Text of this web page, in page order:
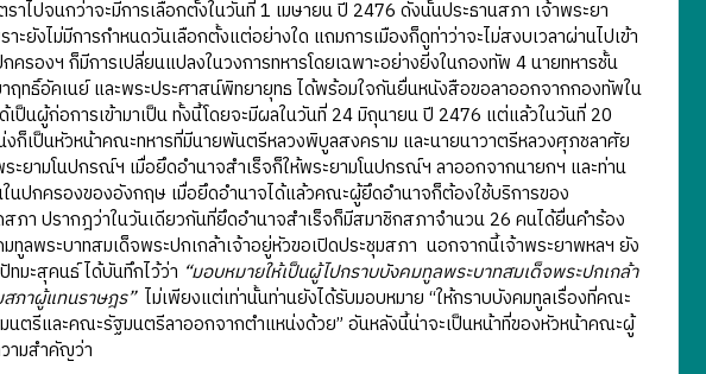
ไปจนกว่าจะมีการเลือกตั้งในวันที่ 1 เมษายน ปี 2476 ดังนั้นประธานสภา เจ้าพระยา
งไม่มีการกำหนดวันเลือกตั้งแต่อย่างใด แถมการเมืองก็ดูท่าว่าจะไม่สงบเวลาผ่านไปเข้า
รองฯ ก็มีการเปลี่ยนแปลงในวงการทหารโดยเฉพาะอย่างยิ่งในกองทัพ 4 นายทหารชั้น
ทธิ์อัคเนย์ และพระประศาสน์พิทยายุทธ ได้พร้อมใจกันยื่นหนังสือขอลาออกจากกองทัพใน
ป็นผู้ก่อการเข้ามาเป็น ทั้งนี้โดยจะมีผลในวันที่ 24 มิถุนายน ปี 2476 แต่แล้วในวันที่ 20
เป็นหัวหน้าคณะทหารที่มีนายพันตรีหลวงพิบูลสงคราม และนายนาวาตรีหลวงศุภชลาศัย
ะยามโนปกรณ์ฯ เมื่อยึดอำนาจสำเร็จก็ให้พระยามโนปกรณ์ฯ ลาออกจากนายกฯ และท่าน
ปกครองของอังกฤษ เมื่อยึดอำนาจได้แล้วคณะผู้ยึดอำนาจก็ต้องใช้บริการของ
ภา ปรากฎว่าในวันเดียวกันที่ยึดอำนาจสำเร็จก็มีสมาชิกสภาจำนวน 26 คนได้ยื่นคำร้อง
ลพระบาทสมเด็จพระปกเกล้าเจ้าอยู่หัวขอเปิดประชุมสภา นอกจากนี้เจ้าพระยาพหลฯ ยัง
มะสุคนธ์ ได้บันทึกไว้ว่า “มอบหมายให้เป็นผู้ไปกราบบังคมทูลพระบาทสมเด็จพระปกเกล้า
สภาผู้แทนราษฎร” ไม่เพียงแต่เท่านั้นท่านยังได้รับมอบหมาย “ให้กราบบังคมทูลเรื่องที่คณะ
ตรีและคณะรัฐมนตรีลาออกจากตำแหน่งด้วย” อันหลังนี้น่าจะเป็นหน้าที่ของหัวหน้าคณะผู้
ามสำคัญว่า